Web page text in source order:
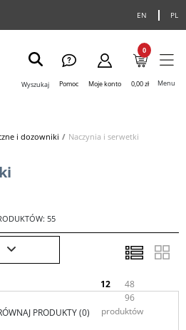
EN PL
Wyszukaj Pomoc Moje konto
0
0,00 zł Menu
i dozowniki> Naczynia i serwetki
55
12
48
96
produktów
PRODUKTY (0)